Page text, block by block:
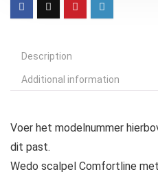
Description
Additional information
Voer het modelnummer
dit past.
Wedo scalpel Comfortline